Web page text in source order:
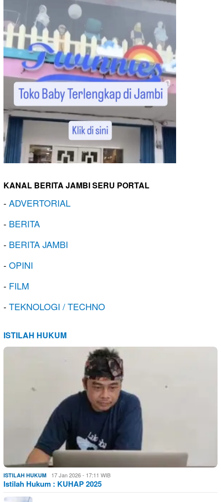
KANAL BERITA JAMBI SERU PORTAL
-ADVERTORIAL
- BERITA
- BERITA JAMBI
-OPINI
- FILM
-TEKNOLOGI / TECHNO
ISTILAH HUKUM
ISTILAH HUKUM 17 Jan 2026 - 17:11 WIB
Istilah Hukum : KUHAP 2025